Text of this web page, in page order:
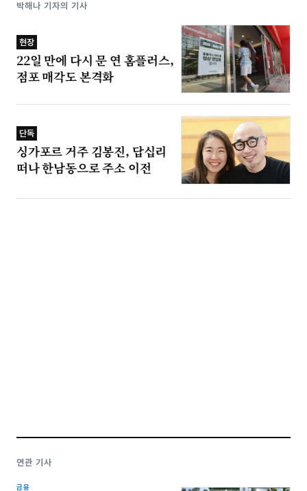
박해나 기자의 기사
현장
22일 만에 다시 문 연 홈플러스,
점포 매각도 본격화
단독
싱가포르 거주 김봉진, 답십리
떠나 한남동으로 주소 이전
연관 기사
금융